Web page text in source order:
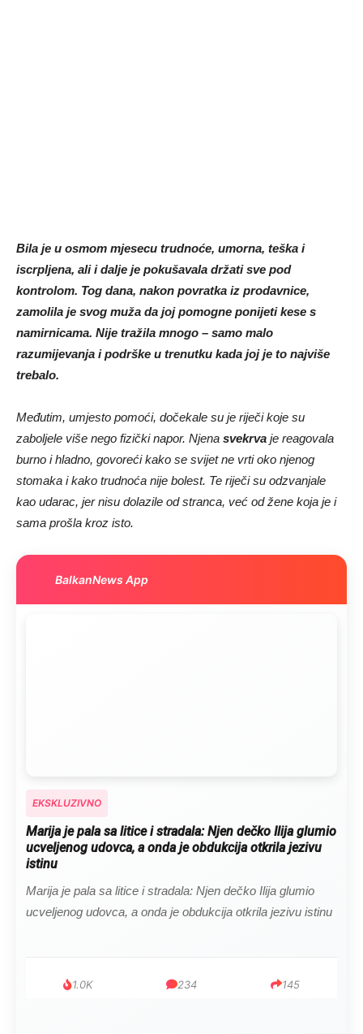
Bila je u osmom mjesecu trudnoće, umorna, teška i
iscrpljena, ali i dalje je pokušavala držati sve pod
kontrolom. Tog dana, nakon povratka iz prodavnice,
zamolila je svog muža da joj pomogne ponijeti kese s
namirnicama. Nije tražila mnogo – samo malo
razumijevanja i podrške u trenutku kada joj je to najviše
trebalo.
Međutim, umjesto pomoći, dočekale su je riječi koje su
zaboljele više nego fizički napor. Njena svekrva je reagovala
burno i hladno, govoreći kako se svijet ne vrti oko njenog
stomaka i kako trudnoća nije bolest. Te riječi su odzvanjale
kao udarac, jer nisu dolazile od stranca, već od žene koja je i
sama prošla kroz isto.
BalkanNews App
EKSKLUZIVNO
Marija je pala sa litice i stradala: Njen dečko Ilija glumio
ucveljenog udovca, a onda je obdukcija otkrila jezivu
istinu
Marija je pala sa litice i stradala: Njen dečko Ilija glumio
ucveljenog udovca, a onda je obdukcija otkrila jezivu istinu
1.0K 234 145